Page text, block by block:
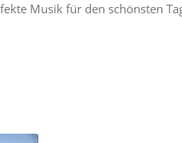
Musik für den schönsten